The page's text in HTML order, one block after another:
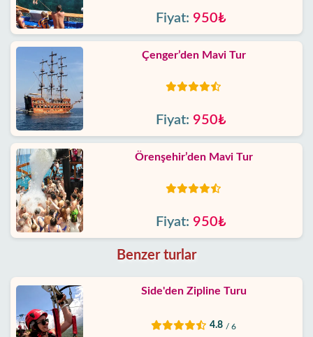
Fiyat: 950₺
Çenger’den Mavi Tur
Fiyat: 950₺
Örenşehir’den Mavi Tur
Fiyat: 950₺
Benzer turlar
Side'den Zipline Turu
4.8 / 6